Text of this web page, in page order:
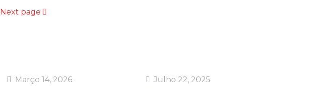
Next page
Março 14, 2026 Julho 22, 2025